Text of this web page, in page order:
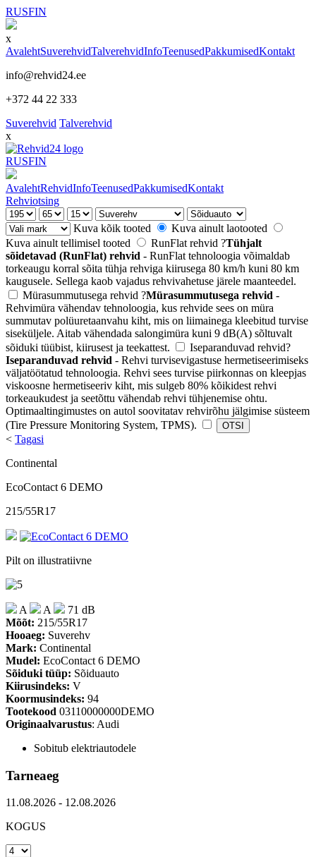
RUSFIN
x
AvalehtSuverehvidTalverehvidInfoTeenusedPakkumisedKontakt
info@rehvid24.ee
+372 44 22 333
Suverehvid Talverehvid
x
RUSFIN
AvalehtRehvidInfoTeenusedPakkumisedKontakt
Rehviotsing
Kuva kõik tooted
Kuva ainult laotooted
Kuva ainult tellimisel tooted
RunFlat rehvid ?Tühjalt
sõidetavad (RunFlat) rehvid - RunFlat tehnoloogia võimaldab
torkeaugu korral sõita tühja rehviga kiirusega 80 km/h kuni 80 km
kaugusele. Sellega kaob vajadus rehvivahetuse järele maanteedel.
Mürasummutusega rehvid ?Mürasummutusega rehvid -
Rehvimüra vähendav tehnoloogia, kus rehvide sees on müra
summutav polüuretaanvahu kiht, mis on liimainega kleebitud turvise
siseküljele. Aitab vähendada salongimüra kuni 9 dB(A) sõltuvalt
sõiduki tüübist, kiirusest ja teekattest.
Iseparanduvad rehvid?
Iseparanduvad rehvid - Rehvi turvisevigastuse hermetiseerimiseks
väljatöötatud tehnoloogia. Rehvi sees turvise piirkonnas on kleepjas
viskoosne hermetiseeriv kiht, mis sulgeb 80% kõikidest rehvi
torkeaukudest ja seetõttu vähendab rehvi tühjenemise ohtu.
Optimaaltingimustes on autol soovitatav rehvirõhu jälgimise süsteem
(Tire Pressure Monitoring System, TPMS).
< Tagasi
Continental
EcoContact 6 DEMO
215/55R17
Pilt on illustratiivne
A A
71 dB
Mõõt: 215/55R17
Hooaeg: Suverehv
Mark: Continental
Mudel: EcoContact 6 DEMO
Sõiduki tüüp: Sõiduauto
Kiirusindeks: V
Koormusindeks: 94
Tootekood 03110000000DEMO
Originaalvarustus: Audi
Sobitub elektriautodele
Tarneaeg
11.08.2026 - 12.08.2026
KOGUS